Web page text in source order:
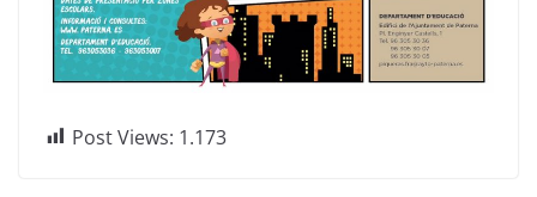
Post Views: 1.173